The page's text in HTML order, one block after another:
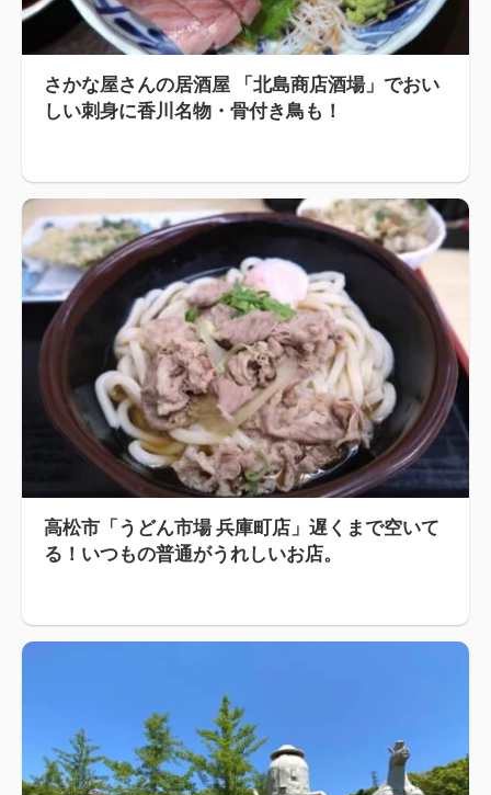
さかな屋さんの居酒屋 「北島商店酒場」でおい
しい刺身に香川名物・骨付き鳥も！
高松市「うどん市場 兵庫町店」遅くまで空いて
る！いつもの普通がうれしいお店。